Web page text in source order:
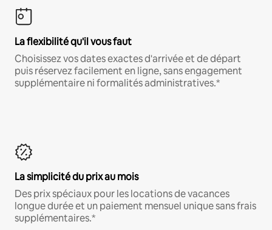
La flexibilité qu'il vous faut
Choisissez vos dates exactes d'arrivée et de départ
puis réservez facilement en ligne, sans engagement
supplémentaire ni formalités administratives.*
La simplicité du prix au mois
Des prix spéciaux pour les locations de vacances
longue durée et un paiement mensuel unique sans frais
supplémentaires.*